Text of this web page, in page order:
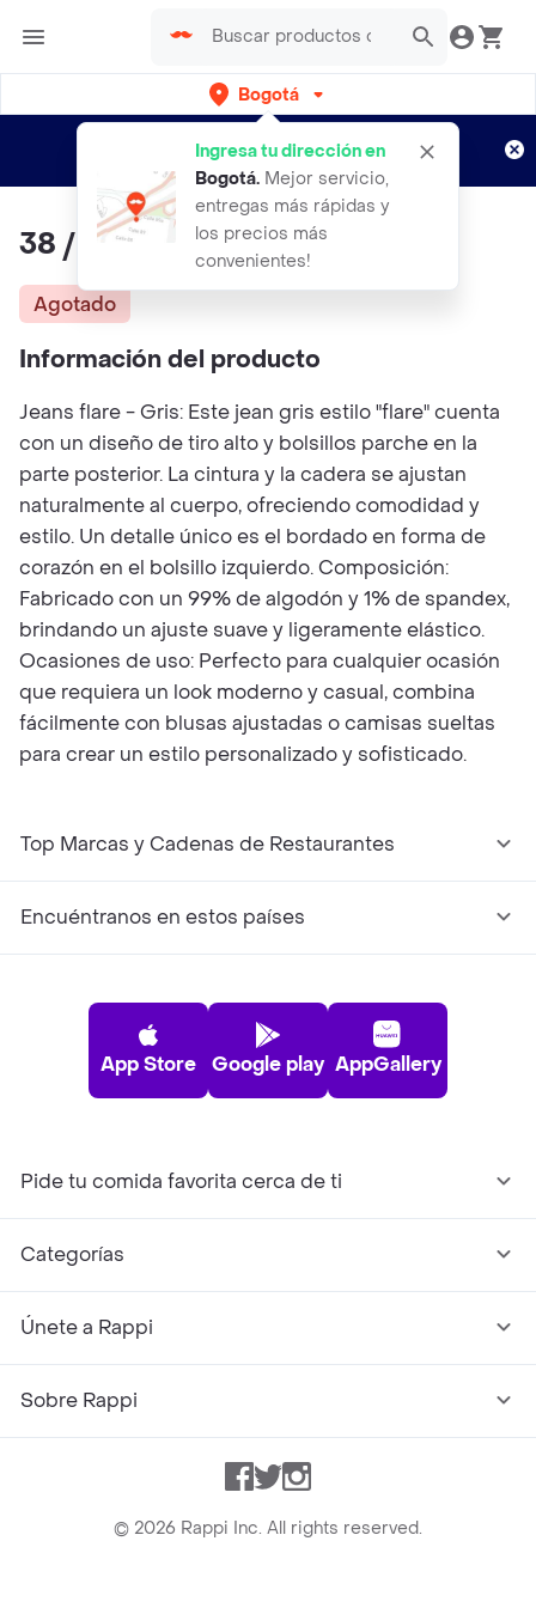
Bogotá
Ingresa tu dirección en
Bogotá. Mejor servicio,
entregas más rápidas y
los precios más
convenientes!
envíos gratis por semanas
Aplican TyC
38 / Jean Jeans - Gris
Agotado
Información del producto
Jeans flare - Gris: Este jean gris estilo "flare" cuenta
con un diseño de tiro alto y bolsillos parche en la
parte posterior. La cintura y la cadera se ajustan
naturalmente al cuerpo, ofreciendo comodidad y
estilo. Un detalle único es el bordado en forma de
corazón en el bolsillo izquierdo. Composición:
Fabricado con un 99% de algodón y 1% de spandex,
brindando un ajuste suave y ligeramente elástico.
Ocasiones de uso: Perfecto para cualquier ocasión
que requiera un look moderno y casual, combina
fácilmente con blusas ajustadas o camisas sueltas
para crear un estilo personalizado y sofisticado.
Top Marcas y Cadenas de Restaurantes
Encuéntranos en estos países
App Store Google play AppGallery
Pide tu comida favorita cerca de ti
Categorías
Únete a Rappi
Sobre Rappi
Facebook
TwitterInstagram
© 2026 Rappi Inc. All rights reserved.